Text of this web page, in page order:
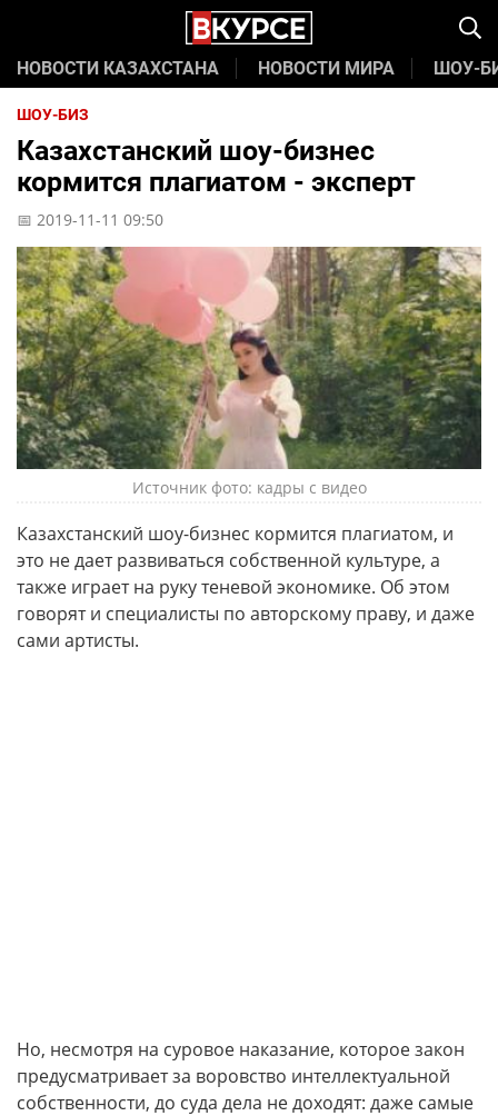
НОВОСТИ КАЗАХСТАНА НОВОСТИ МИРА ШОУ-
ШОУ-БИЗ
Казахстанский шоу-бизнес
кормится плагиатом - эксперт
📅 2019-11-11 09:50
Источник фото: кадры с видео
Казахстанский шоу-бизнес кормится плагиатом, и
это не дает развиваться собственной культуре, а
также играет на руку теневой экономике. Об этом
говорят и специалисты по авторскому праву, и даже
сами артисты.
Но, несмотря на суровое наказание, которое закон
предусматривает за воровство интеллектуальной
собственности, до суда дела не доходят: даже самые